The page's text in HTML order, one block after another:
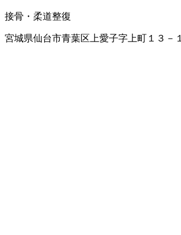
接骨・柔道整復
宮城県仙台市青葉区上愛子字上町１３－１